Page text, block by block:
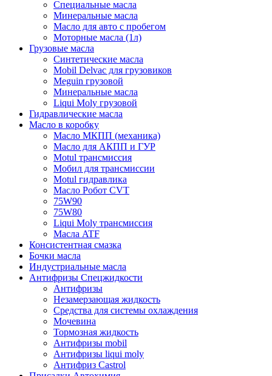
Специальные масла
Минеральные масла
Масло для авто с пробегом
Моторные масла (1л)
Грузовые масла
Синтетические масла
Mobil Delvac для грузовиков
Meguin грузовой
Минеральные масла
Liqui Moly грузовой
Гидравлические масла
Масло в коробку
Масло МКПП (механика)
Масло для АКПП и ГУР
Motul трансмиссия
Мобил для трансмиссии
Motul гидравлика
Масло Робот CVT
75W90
75W80
Liqui Moly трансмиссия
Масла ATF
Консистентная смазка
Бочки масла
Индустриальные масла
Антифризы Спецжидкости
Антифризы
Незамерзающая жидкость
Средства для системы охлаждения
Мочевина
Тормозная жидкость
Антифризы mobil
Антифризы liqui moly
Антифриз Castrol